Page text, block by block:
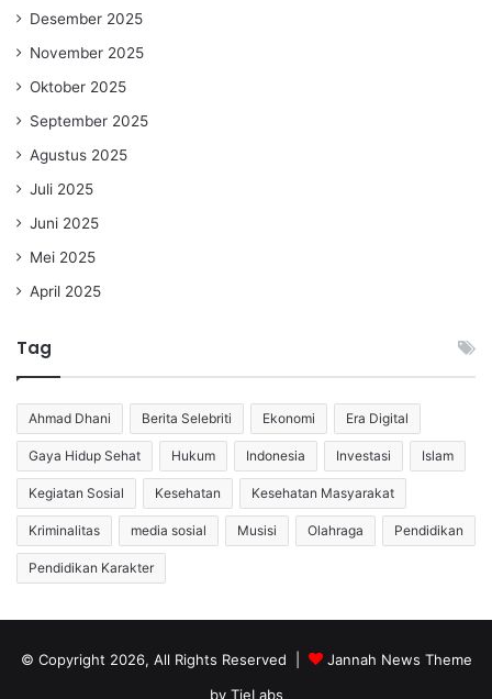
Desember 2025
November 2025
Oktober 2025
September 2025
Agustus 2025
Juli 2025
Juni 2025
Mei 2025
April 2025
Tag
Ahmad Dhani Berita Selebriti Ekonomi Era Digital
Gaya Hidup Sehat Hukum Indonesia Investasi Islam
Kegiatan Sosial Kesehatan Kesehatan Masyarakat
Kriminalitas media sosial Musisi Olahraga Pendidikan
Pendidikan Karakter
© Copyright 2026, All Rights Reserved |
Jannah News Theme
by TieLabs